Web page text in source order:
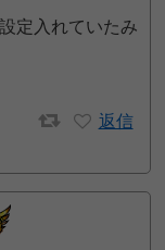
定入れていたみ
返信